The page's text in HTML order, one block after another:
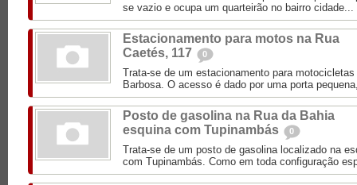
se vazio e ocupa um quarteirão no bairro cidade...
Estacionamento para motos na Rua
Caetés, 117
0
Trata-se de um estacionamento para
Barbosa. O acesso é dado por uma porta
Posto de gasolina na Rua da Bahia
esquina com Tupinambás
0
Trata-se de um posto de gasolina localizado na
com Tupinambás. Como em toda configuração